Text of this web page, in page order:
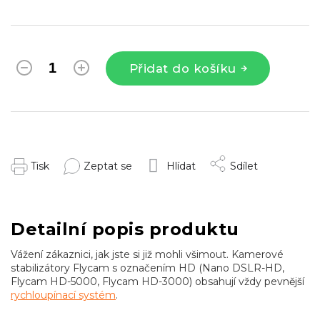
Přidat do košíku
Tisk Zeptat se Hlídat Sdílet
Detailní popis produktu
Vážení zákaznici, jak jste si již mohli všimout. Kamerové
stabilizátory Flycam s označením HD (Nano DSLR-HD,
Flycam HD-5000, Flycam HD-3000) obsahují vždy pevnější
rychloupínací systém.